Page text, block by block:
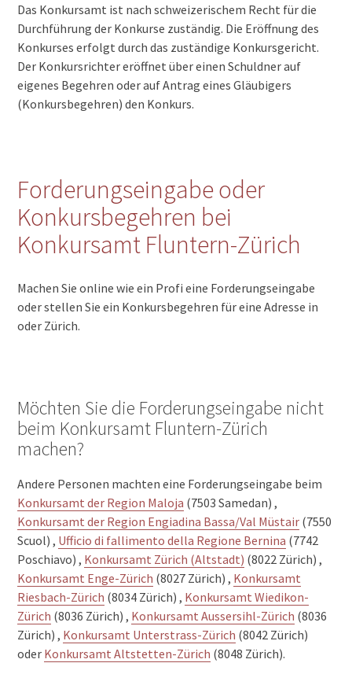
Das Konkursamt ist nach schweizerischem Recht für die
Durchführung der Konkurse zuständig. Die Eröffnung des
Konkurses erfolgt durch das zuständige Konkursgericht.
Der Konkursrichter eröffnet über einen Schuldner auf
eigenes Begehren oder auf Antrag eines Gläubigers
(Konkursbegehren) den Konkurs.
Forderungseingabe oder
Konkursbegehren bei
Konkursamt Fluntern-Zürich
Machen Sie online wie ein Profi eine Forderungseingabe
oder stellen Sie ein Konkursbegehren für eine Adresse in
oder Zürich.
Möchten Sie die Forderungseingabe nicht
beim Konkursamt Fluntern-Zürich
machen?
Andere Personen machten eine Forderungseingabe beim
Konkursamt der Region Maloja (7503 Samedan) ,
Konkursamt der Region Engiadina Bassa/Val Müstair (7550
Scuol) , Ufficio di fallimento della Regione Bernina (7742
Poschiavo) , Konkursamt Zürich (Altstadt) (8022 Zürich) ,
Konkursamt Enge-Zürich (8027 Zürich) , Konkursamt
Riesbach-Zürich (8034 Zürich) , Konkursamt Wiedikon-
Zürich (8036 Zürich) , Konkursamt Aussersihl-Zürich (8036
Zürich) , Konkursamt Unterstrass-Zürich (8042 Zürich)
oder Konkursamt Altstetten-Zürich (8048 Zürich).